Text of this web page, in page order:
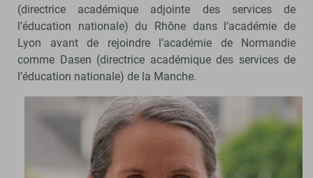
(directrice académique adjointe des services de
l’éducation nationale) du Rhône dans l’académie de
Lyon avant de rejoindre l’académie de Normandie
comme Dasen (directrice académique des services de
l’éducation nationale) de la Manche.